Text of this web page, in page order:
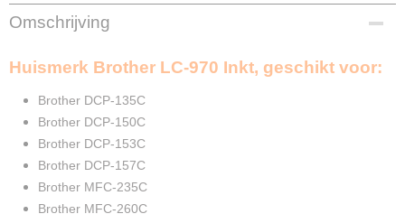
EAN code
8720153531412
30ml
Cyaan
20ml
Geel
20ml
Omschrijving
Huismerk Brother LC-970 Inkt, geschikt voor:
Brother DCP-135C
Brother DCP-150C
Brother DCP-153C
Brother DCP-157C
Brother MFC-235C
Brother MFC-260C